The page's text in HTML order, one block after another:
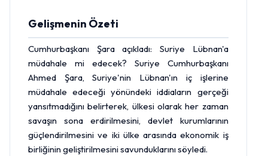
Gelişmenin Özeti
Cumhurbaşkanı Şara açıkladı: Suriye Lübnan'a
müdahale mi edecek? Suriye Cumhurbaşkanı
Ahmed Şara, Suriye'nin Lübnan'ın iç işlerine
müdahale edeceği yönündeki iddiaların gerçeği
yansıtmadığını belirterek, ülkesi olarak her zaman
savaşın sona erdirilmesini, devlet kurumlarının
güçlendirilmesini ve iki ülke arasında ekonomik iş
birliğinin geliştirilmesini savunduklarını söyledi.